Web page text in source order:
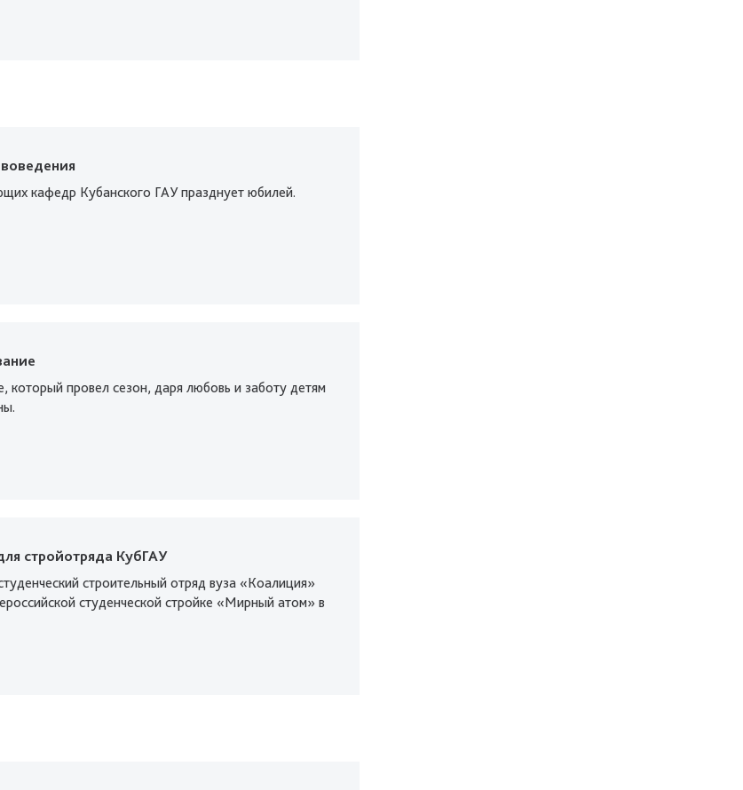
кафедр Кубанского ГАУ празднует юбилей.
который провел сезон, даря любовь и заботу детям
стройотряда КубГАУ
строительный отряд вуза «Коалиция»
студенческой стройке «Мирный атом» в